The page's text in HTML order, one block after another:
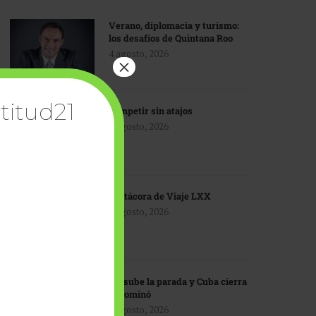
Verano, diplomacia y turismo:
los desafíos de Quintana Roo
4 agosto, 2026
Competir sin atajos
4 agosto, 2026
Bitácora de Viaje LXX
3 agosto, 2026
EU sube la parada y Cuba cierra
el dominó
3 agosto, 2026
×